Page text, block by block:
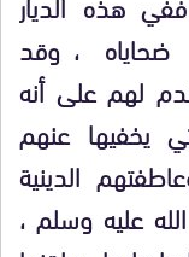
ضحاياه ، وقد
لهم على أنه
يخفيها عنهم
الدينية
عليه وسلم ،